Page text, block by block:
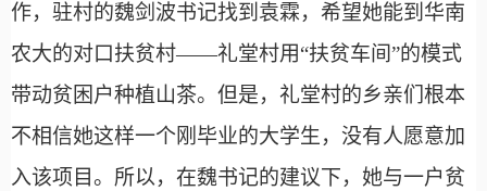
作，驻村的魏剑波书记找到袁霖，希望她能到华南
农大的对口扶贫村——礼堂村用“扶贫车间”的模式
带动贫困户种植山茶。但是，礼堂村的乡亲们根本
不相信她这样一个刚毕业的大学生，没有人愿意加
入该项目。所以，在魏书记的建议下，她与一户贫